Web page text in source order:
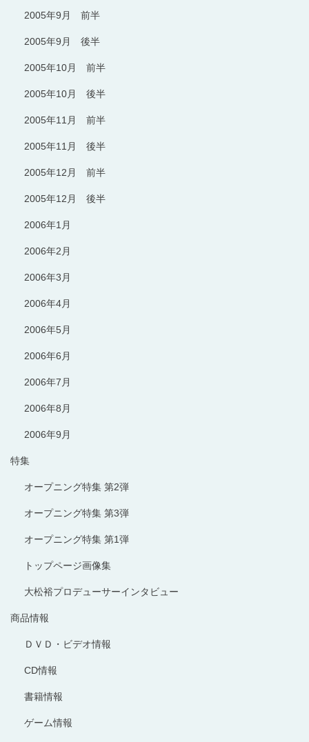
2005年9月 前半
2005年9月 後半
2005年10月 前半
2005年10月 後半
2005年11月 前半
2005年11月 後半
2005年12月 前半
2005年12月 後半
2006年1月
2006年2月
2006年3月
2006年4月
2006年5月
2006年6月
2006年7月
2006年8月
2006年9月
特集
オープニング特集 第2弾
オープニング特集 第3弾
オープニング特集 第1弾
トップページ画像集
大松裕プロデューサーインタビュー
商品情報
ＤＶＤ・ビデオ情報
CD情報
書籍情報
ゲーム情報